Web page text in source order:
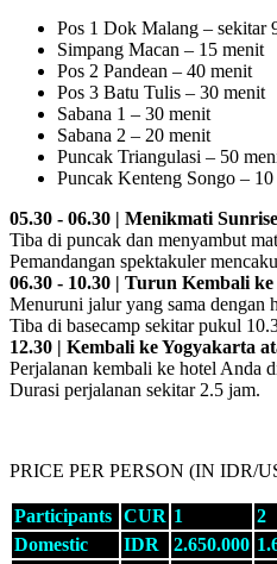
Pos 1 Dok Malang – sekitar
Simpang Macan – 15 menit
Pos 2 Pandean – 40 menit
Pos 3 Batu Tulis – 30 menit
Sabana 1 – 30 menit
Sabana 2 – 20 menit
Puncak Triangulasi – 50
Puncak Kenteng Songo –
05.30 - 06.30 | Menikmati
Tiba di puncak dan menyambut
Pemandangan spektakuler
06.30 - 10.30 | Turun Kembali
Menuruni jalur yang sama dengan
Tiba di basecamp sekitar pukul
12.30 | Kembali ke Yogyakarta
Perjalanan kembali ke hotel Anda
Durasi perjalanan sekitar 2.5 jam.
PRICE PER PERSON (IN IDR/
Participants CUR 1 2
Domestic
IDR 2.650.000